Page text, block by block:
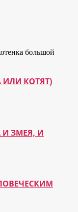
ИЛИ КОТЯТ)
И ЗМЕЯ, И